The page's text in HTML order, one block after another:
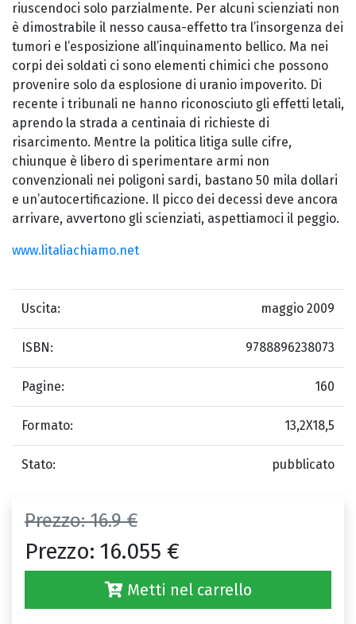
riuscendoci solo parzialmente. Per alcuni scienziati non
è dimostrabile il nesso causa-effetto tra l’insorgenza dei
tumori e l’esposizione all’inquinamento bellico. Ma nei
corpi dei soldati ci sono elementi chimici che possono
provenire solo da esplosione di uranio impoverito. Di
recente i tribunali ne hanno riconosciuto gli effetti letali,
aprendo la strada a centinaia di richieste di
risarcimento. Mentre la politica litiga sulle cifre,
chiunque è libero di sperimentare armi non
convenzionali nei poligoni sardi, bastano 50 mila dollari
e un’autocertificazione. Il picco dei decessi deve ancora
arrivare, avvertono gli scienziati, aspettiamoci il peggio.
www.litaliachiamo.net
Uscita: maggio 2009
ISBN: 9788896238073
Pagine: 160
Formato: 13,2X18,5
Stato: pubblicato
Prezzo:16.9 €
Prezzo: 16.055 €
Metti nel carrello